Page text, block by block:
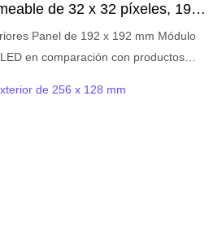
reputación en el mercado. LIGHTALL
productos anteriores y los mejora
de la pantalla LED SMD P5
interiores, matriz LED, pantalla
de 32 x 32 píxeles, 192
P6 mm, gran oferta
Panel de 192 x 192 mm Módulo
en comparación con productos
ventajas sobresalientes
de rendimiento, calidad, apariencia,